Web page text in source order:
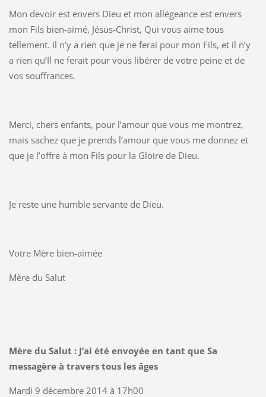
Mon devoir est envers Dieu et mon allégeance est envers
mon Fils bien-aimé, Jésus-Christ, Qui vous aime tous
tellement. Il n’y a rien que je ne ferai pour mon Fils, et il n’y
a rien qu’Il ne ferait pour vous libérer de votre peine et de
vos souffrances.
Merci, chers enfants, pour l’amour que vous me montrez,
mais sachez que je prends l’amour que vous me donnez et
que je l’offre à mon Fils pour la Gloire de Dieu.
Je reste une humble servante de Dieu.
Votre Mère bien-aimée
Mère du Salut
Mère du Salut : J’ai été envoyée en tant que Sa
messagère à travers tous les âges
Mardi 9 décembre 2014 à 17h00